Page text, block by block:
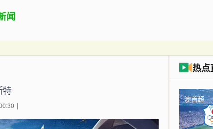
闻
特
热点
澳首超